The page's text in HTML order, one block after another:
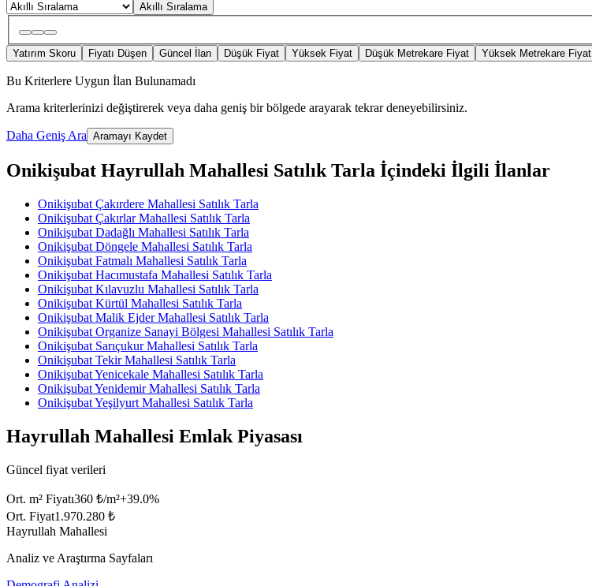
Akıllı Sıralama
Yatırım Skoru Fiyatı Düşen Güncel İlan Düşük Fiyat Yüksek Fiyat Düşük Metrekare Fiyat Yüksek Metrekare Fiyat
Bu Kriterlere Uygun İlan Bulunamadı
Arama kriterlerinizi değiştirerek veya daha geniş bir bölgede arayarak tekrar deneyebilirsiniz.
Daha Geniş Ara Aramayı Kaydet
Onikişubat Hayrullah Mahallesi Satılık Tarla İçindeki İlgili İlanlar
Onikişubat Çakırdere Mahallesi Satılık Tarla
Onikişubat Çakırlar Mahallesi Satılık Tarla
Onikişubat Dadağlı Mahallesi Satılık Tarla
Onikişubat Döngele Mahallesi Satılık Tarla
Onikişubat Fatmalı Mahallesi Satılık Tarla
Onikişubat Hacımustafa Mahallesi Satılık Tarla
Onikişubat Kılavuzlu Mahallesi Satılık Tarla
Onikişubat Kürtül Mahallesi Satılık Tarla
Onikişubat Malik Ejder Mahallesi Satılık Tarla
Onikişubat Organize Sanayi Bölgesi Mahallesi Satılık Tarla
Onikişubat Sarıçukur Mahallesi Satılık Tarla
Onikişubat Tekir Mahallesi Satılık Tarla
Onikişubat Yenicekale Mahallesi Satılık Tarla
Onikişubat Yenidemir Mahallesi Satılık Tarla
Onikişubat Yeşilyurt Mahallesi Satılık Tarla
Hayrullah Mahallesi Emlak Piyasası
Güncel fiyat verileri
Ort. m² Fiyatı360 ₺/m²+39.0%
Ort. Fiyat1.970.280 ₺
Hayrullah Mahallesi
Analiz ve Araştırma Sayfaları